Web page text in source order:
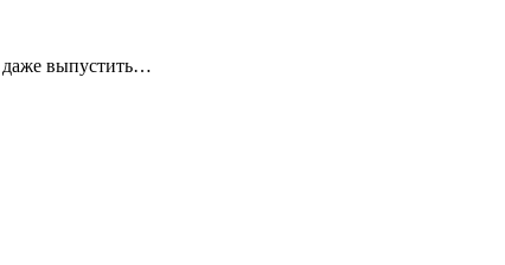
даже выпустить…